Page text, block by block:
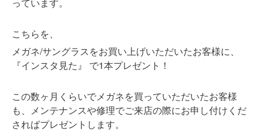
こちらを、
メガネ/サングラスをお買い上げいただいたお客様に、
『インスタ見た』 で1本プレゼント！
この数ヶ月くらいでメガネを買っていただいたお客様
も、メンテナンスや修理でご来店の際にお申し付けくだ
さればプレゼントします。